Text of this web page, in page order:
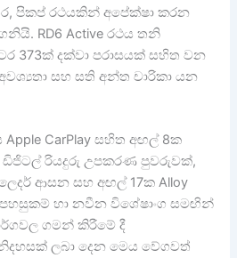
පිකප් රථයකින් අපේක්ෂා කරන
RD6 Active රථය තනි
දක්වා පරාසයක් සහිත වන
සහ සති අන්ත චාරිකා යන
Apple CarPlay සහිත අඟල් 8ක
ඩිජිටල් රියදුරු උපකරණ පුවරුවක්,
ආසන සහ අඟල් 17ක Alloy
හා නවීන විශේෂාංග සමඟින්
ගමන් කිරීමේ දී
ලබා දෙන මෙය වේගවත්